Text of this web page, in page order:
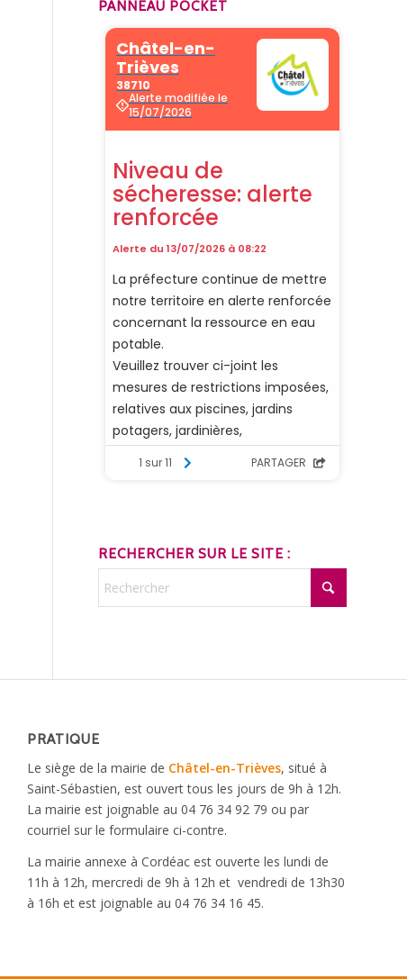
PANNEAU POCKET
RECHERCHER SUR LE SITE :
PRATIQUE
Le siège de la mairie de Châtel-en-Trièves, situé à
Saint-Sébastien, est ouvert tous les jours de 9h à 12h.
La mairie est joignable au 04 76 34 92 79 ou par
courriel sur le formulaire ci-contre.
La mairie annexe à Cordéac est ouverte les lundi de
11h à 12h, mercredi de 9h à 12h et vendredi de 13h30
à 16h et est joignable au 04 76 34 16 45.